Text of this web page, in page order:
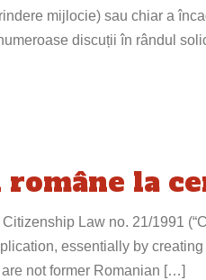
mijlocie) sau chiar a
discuții în rândul
la
Law no. 21/1991
essentially by
not former Romanian […]